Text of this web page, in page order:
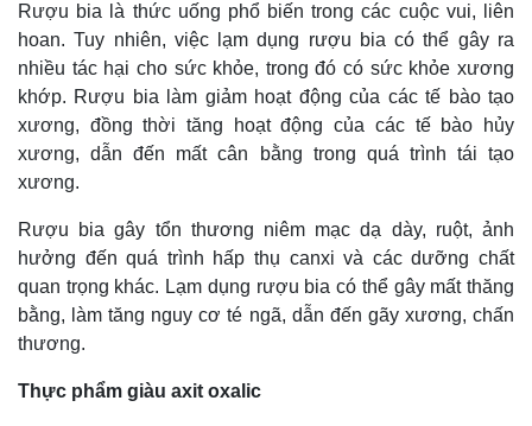
Rượu bia là thức uống phổ biến trong các cuộc vui, liên
hoan. Tuy nhiên, việc lạm dụng rượu bia có thể gây ra
nhiều tác hại cho sức khỏe, trong đó có sức khỏe xương
khớp. Rượu bia làm giảm hoạt động của các tế bào tạo
xương, đồng thời tăng hoạt động của các tế bào hủy
xương, dẫn đến mất cân bằng trong quá trình tái tạo
xương.
Rượu bia gây tổn thương niêm mạc dạ dày, ruột, ảnh
hưởng đến quá trình hấp thụ canxi và các dưỡng chất
quan trọng khác. Lạm dụng rượu bia có thể gây mất thăng
bằng, làm tăng nguy cơ té ngã, dẫn đến gãy xương, chấn
thương.
Thực phẩm giàu axit oxalic